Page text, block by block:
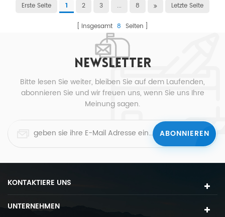
Erste Seite 1 2 3 ... 8 Letzte Seite
insgesamt 8 Seiten
NEWSLETTER
Bitte lesen Sie weiter, bleiben Sie auf dem Laufenden,
abonnieren Sie und wir freuen uns, wenn Sie uns Ihre
Meinung sagen.
KONTAKTIERE UNS
UNTERNEHMEN